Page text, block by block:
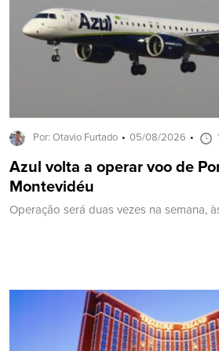
Por: Otavio Furtado 05/08/2026
Azul volta a operar voo de
Montevidéu
Operação será duas vezes na semana,